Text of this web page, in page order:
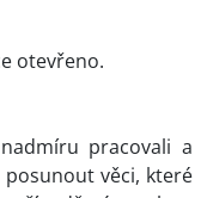
otevřeno.
pracovali a
věci, které